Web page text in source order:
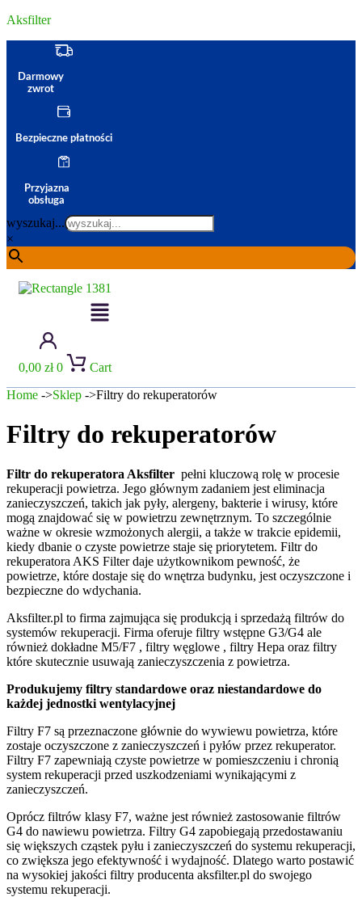
Aksfilter
Darmowy
zwrot
Bezpieczne płatności
Przyjazna
obsługa
wyszukaj...
×
Menu
0,00 zł 0
Cart
Home ->Sklep ->Filtry do rekuperatorów
Filtry do rekuperatorów
Filtr do rekuperatora Aksfilter pełni kluczową rolę w procesie
rekuperacji powietrza. Jego głównym zadaniem jest eliminacja
zanieczyszczeń, takich jak pyły, alergeny, bakterie i wirusy, które
mogą znajdować się w powietrzu zewnętrznym. To szczególnie
ważne w okresie wzmożonych alergii, a także w trakcie epidemii,
kiedy dbanie o czyste powietrze staje się priorytetem. Filtr do
rekuperatora AKS Filter daje użytkownikom pewność, że
powietrze, które dostaje się do wnętrza budynku, jest oczyszczone i
bezpieczne do wdychania.
Aksfilter.pl to firma zajmująca się produkcją i sprzedażą filtrów do
systemów rekuperacji. Firma oferuje filtry wstępne G3/G4 ale
również dokładne M5/F7 , filtry węglowe , filtry Hepa oraz filtry
które skutecznie usuwają zanieczyszczenia z powietrza.
Produkujemy filtry standardowe oraz niestandardowe do
każdej jednostki wentylacyjnej
Filtry F7 są przeznaczone głównie do wywiewu powietrza, które
zostaje oczyszczone z zanieczyszczeń i pyłów przez rekuperator.
Filtry F7 zapewniają czyste powietrze w pomieszczeniu i chronią
system rekuperacji przed uszkodzeniami wynikającymi z
zanieczyszczeń.
Oprócz filtrów klasy F7, ważne jest również zastosowanie filtrów
G4 do nawiewu powietrza. Filtry G4 zapobiegają przedostawaniu
się większych cząstek pyłu i zanieczyszczeń do systemu rekuperacji,
co zwiększa jego efektywność i wydajność. Dlatego warto postawić
na wysokiej jakości filtry producenta aksfilter.pl do swojego
systemu rekuperacji.